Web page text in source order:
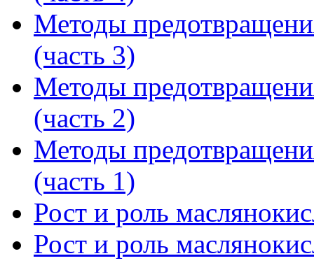
Методы
(часть 3)
Методы
(часть 2)
Методы
(часть 1)
Рост и роль
Рост и роль